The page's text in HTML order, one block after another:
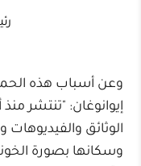
وعن أسباب هذه
إيوانوغان: "تنتشر
الوثائق
وسكانها بصورة